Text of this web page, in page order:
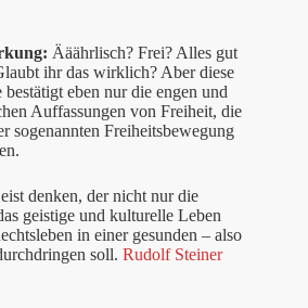
Ääährlisch? Frei? Alles gut
ihr das wirklich? Aber diese
bestätigt eben nur die engen und
Auffassungen von Freiheit, die
sogenannten Freiheitsbewegung
denken, der nicht nur die
geistige und kulturelle Leben
in einer gesunden – also
soll. Rudolf Steiner